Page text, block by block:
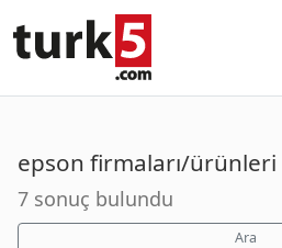
epson firmaları/ürünleri
7 sonuç bulundu
Ara